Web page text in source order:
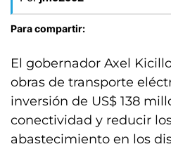
Para compartir:
El gobernador Axel
obras de transporte
inversión de US$ 138
conectividad y reducir
abastecimiento en los